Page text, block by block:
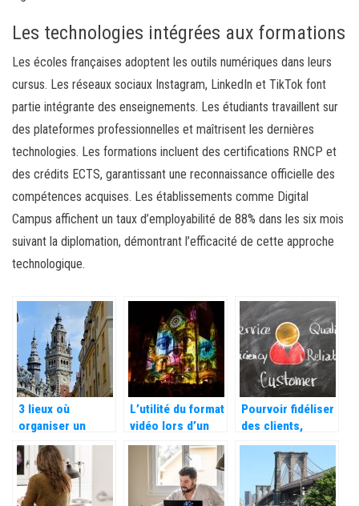
Les technologies intégrées aux formations
Les écoles françaises adoptent les outils numériques dans leurs
cursus. Les réseaux sociaux Instagram, LinkedIn et TikTok font
partie intégrante des enseignements. Les étudiants travaillent sur
des plateformes professionnelles et maîtrisent les dernières
technologies. Les formations incluent des certifications RNCP et
des crédits ECTS, garantissant une reconnaissance officielle des
compétences acquises. Les établissements comme Digital
Campus affichent un taux d’employabilité de 88% dans les six mois
suivant la diplomation, démontrant l’efficacité de cette approche
technologique.
3 lieux où
organiser un
salon à Lille
L’utilité du format
vidéo lors d’un
lancement de
produit
Pourvoir fidéliser
des clients,
comment faire ?